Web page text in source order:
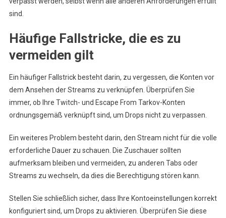
sind.
Häufige Fallstricke, die es zu
vermeiden gilt
Ein häufiger Fallstrick besteht darin, zu vergessen, die Konten vor
dem Ansehen der Streams zu verknüpfen. Überprüfen Sie
immer, ob Ihre Twitch- und Escape From Tarkov-Konten
ordnungsgemäß verknüpft sind, um Drops nicht zu verpassen.
Ein weiteres Problem besteht darin, den Stream nicht für die volle
erforderliche Dauer zu schauen. Die Zuschauer sollten
aufmerksam bleiben und vermeiden, zu anderen Tabs oder
Streams zu wechseln, da dies die Berechtigung stören kann.
Stellen Sie schließlich sicher, dass Ihre Kontoeinstellungen korrekt
konfiguriert sind, um Drops zu aktivieren. Überprüfen Sie diese